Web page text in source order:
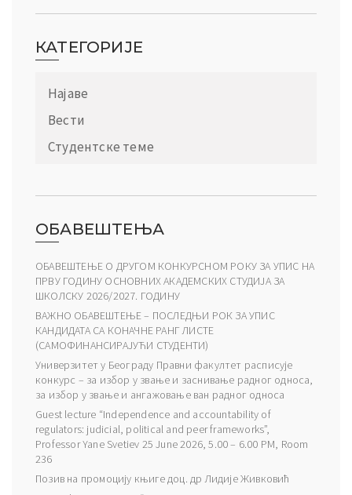
КАТЕГОРИЈЕ
Најаве
Вести
Студентске теме
ОБАВЕШТЕЊА
ОБАВЕШТЕЊЕ О ДРУГОМ КОНКУРСНОМ РОКУ ЗА УПИС НА
ПРВУ ГОДИНУ ОСНОВНИХ АКАДЕМСКИХ СТУДИЈА ЗА
ШКОЛСКУ 2026/2027. ГОДИНУ
ВАЖНО ОБАВЕШТЕЊЕ – ПОСЛЕДЊИ РОК ЗА УПИС
КАНДИДАТА СА КОНАЧНЕ РАНГ ЛИСТЕ
(САМОФИНАНСИРАЈУЋИ СТУДЕНТИ)
Универзитет у Београду Правни факултет расписује
конкурс – за избор у звање и заснивање радног односа,
за избор у звање и ангажовање ван радног односа
Guest lecture “Independence and accountability of
regulators: judicial, political and peer frameworks”,
Professor Yane Svetiev 25 June 2026, 5.00 – 6.00 PM, Room
236
Позив на промоцију књиге доц. др Лидије Живковић